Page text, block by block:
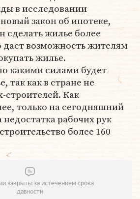
в исследовании
закон об ипотеке,
сделать жилье более
возможность жителям
жилье.
какими силами будет
так как в стране не
строителей. Как
только на сегодняшний
недостатка рабочих рук
более 160
закрыты за истечением срока
давности